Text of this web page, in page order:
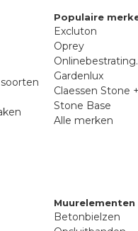
Populaire
Excluton
Oprey
Gardenlux
Claessen Stone
Stone Base
Alle merken
Muurelementen
Betonbielzen